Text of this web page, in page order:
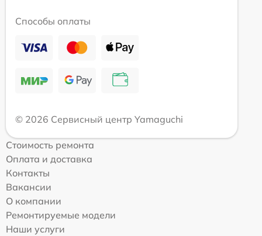
Способы оплаты
© 2026 Сервисный центр Yamaguchi
Стоимость ремонта
Оплата и доставка
Контакты
Вакансии
О компании
Ремонтируемые модели
Наши услуги